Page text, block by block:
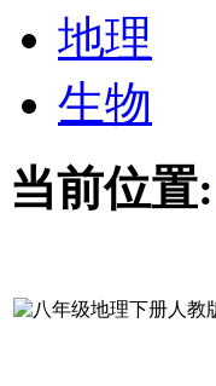
地理
生物
当前位置: